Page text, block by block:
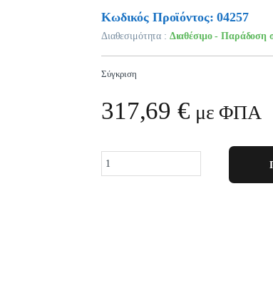
Κωδικός Προϊόντος: 04257
Διαθεσιμότητα : Διαθέσιμο - Παράδοση
Σύγκριση
317,69€ με ΦΠΑ